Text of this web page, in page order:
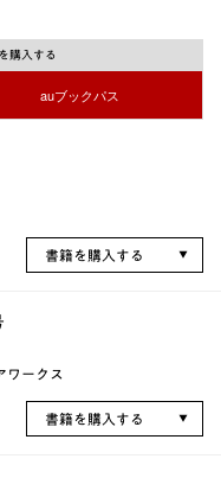
購入する
auブックパス
書籍を購入する
ワークス
書籍を購入する